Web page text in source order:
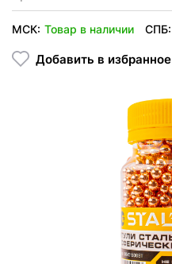
МСК: Товар в наличии СПБ:
Добавить в избранное